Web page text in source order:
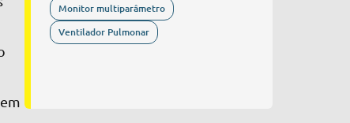
Monitor multiparâmetro
Ventilador Pulmonar